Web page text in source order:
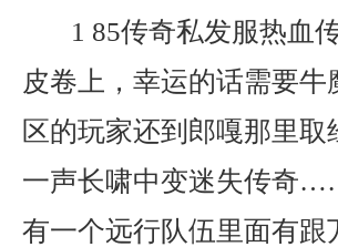
1 85传奇私发服热血
皮卷上，幸运的话需要
区的玩家还到郎嘎那里
一声长啸中变迷失传奇
有一个远行队伍里面有